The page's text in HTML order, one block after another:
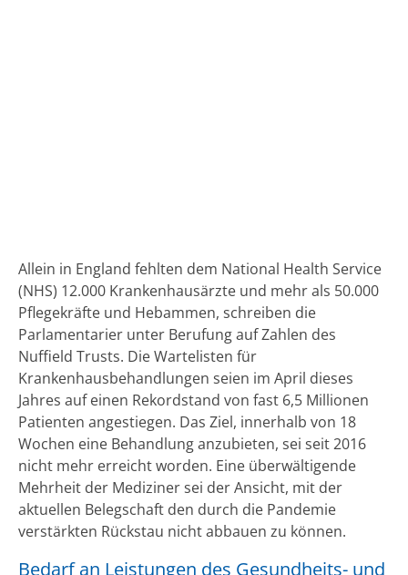
Allein in England fehlten dem National Health Service
(NHS) 12.000 Krankenhausärzte und mehr als 50.000
Pflegekräfte und Hebammen, schreiben die
Parlamentarier unter Berufung auf Zahlen des
Nuffield Trusts. Die Wartelisten für
Krankenhausbehandlungen seien im April dieses
Jahres auf einen Rekordstand von fast 6,5 Millionen
Patienten angestiegen. Das Ziel, innerhalb von 18
Wochen eine Behandlung anzubieten, sei seit 2016
nicht mehr erreicht worden. Eine überwältigende
Mehrheit der Mediziner sei der Ansicht, mit der
aktuellen Belegschaft den durch die Pandemie
verstärkten Rückstau nicht abbauen zu können.
Bedarf an Leistungen des Gesundheits- und